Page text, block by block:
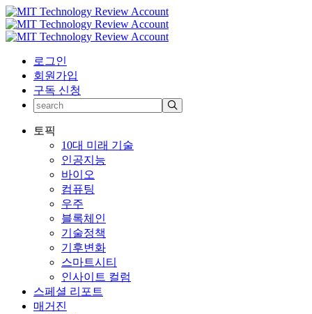
로그인
회원가입
구독 신청
토픽
10대 미래 기술
인공지능
바이오
컴퓨팅
우주
블록체인
기술정책
기후변화
스마트시티
인사이트 컬럼
스페셜 리포트
매거진